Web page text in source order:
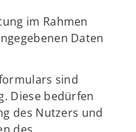
im Rahmen
Daten
sind
Diese bedürfen
des Nutzers und